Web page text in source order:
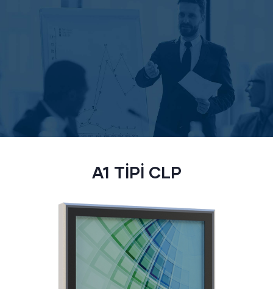
A1 TİPİ CLP